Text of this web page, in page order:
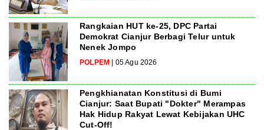
Rangkaian HUT ke-25, DPC Partai
Demokrat Cianjur Berbagi Telur untuk
Nenek Jompo
POLPEM | 05 Agu 2026
Pengkhianatan Konstitusi di Bumi
Cianjur: Saat Bupati "Dokter" Merampas
Hak Hidup Rakyat Lewat Kebijakan UHC
Cut-Off!